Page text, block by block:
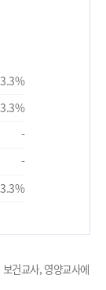
%
%
-
-
%
건교사, 영양교사에